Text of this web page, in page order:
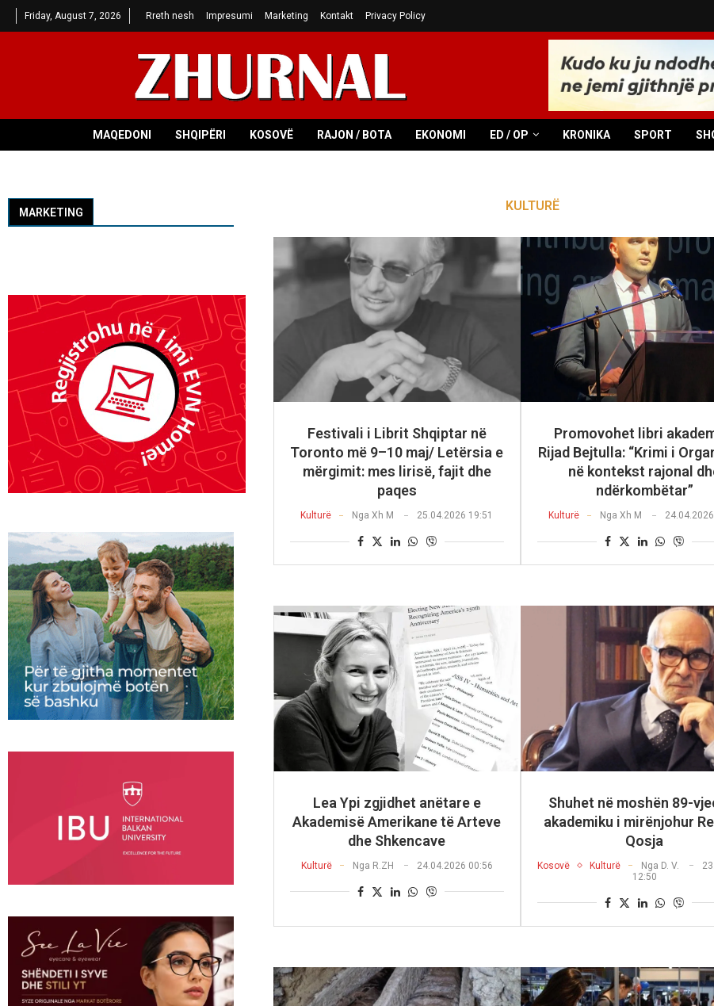
Friday, August 7, 2026 Rreth nesh Impresumi Marketing Kontakt Privacy Policy
MAQEDONI SHQIPËRI KOSOVË RAJON / BOTA EKONOMI ED / OP KRONIKA SPORT
KULTURË
Festivali i Librit Shqiptar në
Toronto më 9–10 maj/ Letërsia e
mërgimit: mes lirisë, fajit dhe
paqes
Kulturë NgaXh M 25.04.2026 19:51
Promovohet libri
Rijad Bejtulla: “Krimi i
në kontekst rajonal
ndërkombëtar”
Kulturë Nga Xh M
Lea Ypi zgjidhet anëtare e
Akademisë Amerikane të Arteve
dhe Shkencave
Kulturë Nga R.ZH 24.04.2026 00:56
Shuhet në moshën 89-
akademiku i mirënjohur
Qosja
Kosovë Kulturë Nga D. V.
12:50
MARKETING